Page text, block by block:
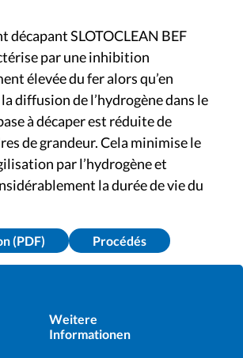
décapant SLOTOCLEAN BEF
par une inhibition
élevée du fer alors qu’en
diffusion de l’hydrogène dans le
à décaper est réduite de
de grandeur. Cela minimise le
par l’hydrogène et
la durée de vie du
(PDF) Procédés
Weitere
Informationen